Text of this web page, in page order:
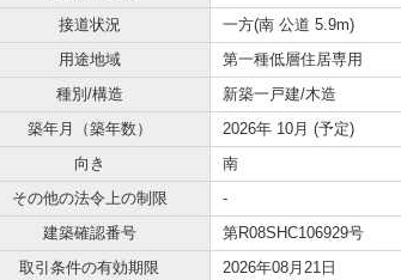
接道状況
一方(南 公道 5.9m)
用途地域
第一種低層住居専用
種別/構造
新築一戸建/木造
築年月（築年数）
2026年 10月 (予定)
向き
南
その他の法令上の制限
-
建築確認番号
第R08SHC106929号
取引条件の有効期限 2026年08月21日